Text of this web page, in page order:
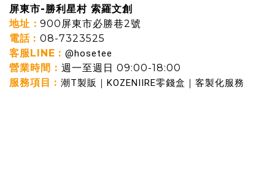
屏東市-勝利星村 索羅文創
地址 : 900屏東市必勝巷2號
電話 : 08-7323525
客服LINE : @hosetee
營業時間 : 週一至週日 09:00-18:00
服務項目 : 潮T製販｜KOZENIIRE零錢盒｜客製化服務